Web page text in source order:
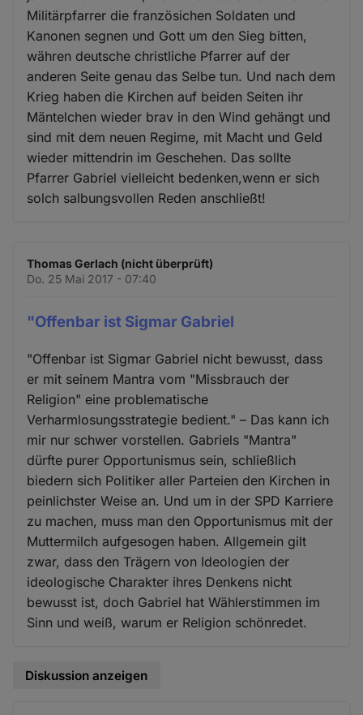
Militärpfarrer die französichen Soldaten und
Kanonen segnen und Gott um den Sieg bitten,
währen deutsche christliche Pfarrer auf der
anderen Seite genau das Selbe tun. Und nach dem
Krieg haben die Kirchen auf beiden Seiten ihr
Mäntelchen wieder brav in den Wind gehängt und
sind mit dem neuen Regime, mit Macht und Geld
wieder mittendrin im Geschehen. Das sollte
Pfarrer Gabriel vielleicht bedenken,wenn er sich
solch salbungsvollen Reden anschließt!
Thomas Gerlach (nicht überprüft)
Do. 25 Mai 2017 - 07:40
"Offenbar ist Sigmar Gabriel
"Offenbar ist Sigmar Gabriel nicht bewusst, dass
er mit seinem Mantra vom "Missbrauch der
Religion" eine problematische
Verharmlosungsstrategie bedient." – Das kann ich
mir nur schwer vorstellen. Gabriels "Mantra"
dürfte purer Opportunismus sein, schließlich
biedern sich Politiker aller Parteien den Kirchen in
peinlichster Weise an. Und um in der SPD Karriere
zu machen, muss man den Opportunismus mit der
Muttermilch aufgesogen haben. Allgemein gilt
zwar, dass den Trägern von Ideologien der
ideologische Charakter ihres Denkens nicht
bewusst ist, doch Gabriel hat Wählerstimmen im
Sinn und weiß, warum er Religion schönredet.
Diskussion anzeigen